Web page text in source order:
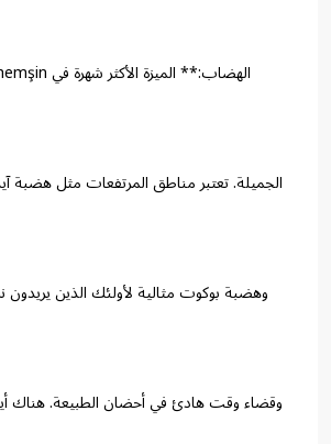
الجميلة. تعتبر مناطق المرتفعات مثل هضبة
وهضبة بوكوت مثالية لأولئك الذين
وقضاء وقت هادئ في أحضان الطبيعة. هناك